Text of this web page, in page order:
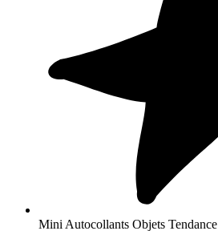
Mini Autocollants Objets Tendance